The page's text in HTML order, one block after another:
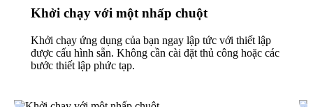
Khởi chạy với một nhấp chuột
Khởi chạy ứng dụng của bạn ngay lập tức với thiết lập
được cấu hình sẵn. Không cần cài đặt thủ công hoặc các
bước thiết lập phức tạp.